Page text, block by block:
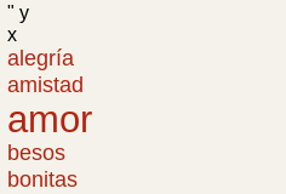
" y
x
alegría
amistad
amor
besos
bonitas